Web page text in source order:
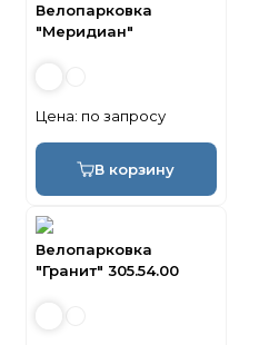
Велопарковка
"Меридиан"
Цена: по запросу
В корзину
Велопарковка
"Гранит" 305.54.00